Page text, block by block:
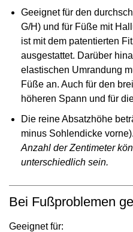
Geeignet für den
G/H) und für Füße mit
ist mit dem patentierten
ausgestattet. Darüber
elastischen Umrandung
Füße an. Auch für den
höheren Spann und für
Die reine Absatzhöhe
minus Sohlendicke
Anzahl der Zentimeter
unterschiedlich sein.
Bei Fußproblemen
Geeignet für: